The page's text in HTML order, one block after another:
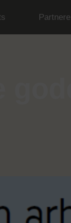
Partnere